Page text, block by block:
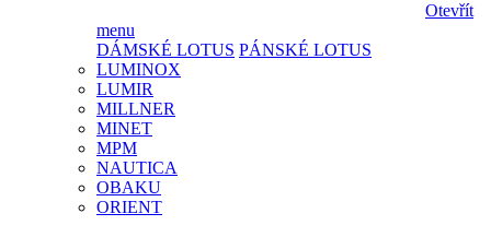
Otevřít
menu
DÁMSKÉ LOTUS PÁNSKÉ LOTUS
LUMINOX
LUMIR
MILLNER
MINET
MPM
NAUTICA
OBAKU
ORIENT